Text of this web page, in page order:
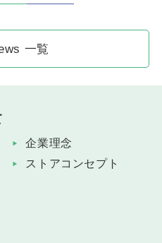
一覧
企業理念
ストアコンセプト